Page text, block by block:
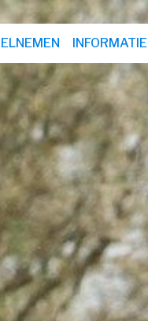
INFORMATIE